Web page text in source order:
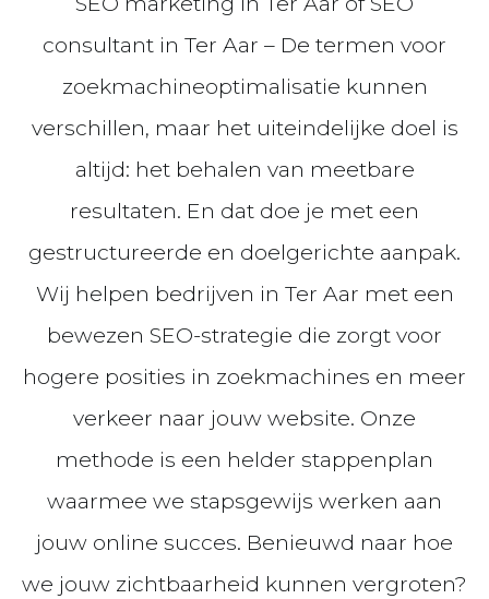
consultant in Ter Aar – De termen voor
zoekmachineoptimalisatie kunnen
verschillen, maar het uiteindelijke doel is
altijd: het behalen van meetbare
resultaten. En dat doe je met een
gestructureerde en doelgerichte aanpak.
Wij helpen bedrijven in Ter Aar met een
bewezen SEO-strategie die zorgt voor
hogere posities in zoekmachines en meer
verkeer naar jouw website. Onze
methode is een helder stappenplan
waarmee we stapsgewijs werken aan
jouw online succes. Benieuwd naar hoe
we jouw zichtbaarheid kunnen vergroten?